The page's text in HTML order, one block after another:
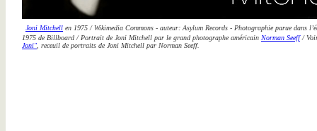
Joni Mitchell en 1975 / Wikimedia Commons - auteur: Asylum Records - Photographie parue dans
1975 de Billboard / Portrait de Joni Mitchell par le grand photographe américain Norman Seeff/
Joni" , receuil de portraits de Joni Mitchell par Norman Seeff.